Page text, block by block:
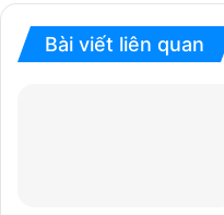
Bài viết liên quan